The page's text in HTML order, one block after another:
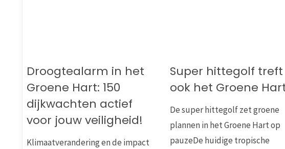
Droogtealarm in het
Groene Hart: 150
dijkwachten actief
voor jouw veiligheid!
Klimaatverandering en de impact
Super hittegolf treft
ook het Groene
De super hittegolf zet groene
plannen in het Groene Hart op
pauzeDe huidige tropische